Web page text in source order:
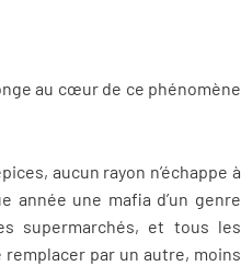
au cœur de ce phénomène
aucun rayon n’échappe à
année une mafia d’un genre
supermarchés, et tous les
par un autre, moins